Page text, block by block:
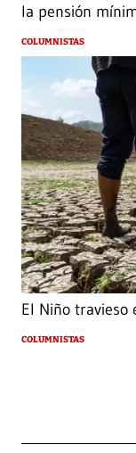
la pensión
COLUMNISTAS
El Niño travieso
COLUMNISTAS